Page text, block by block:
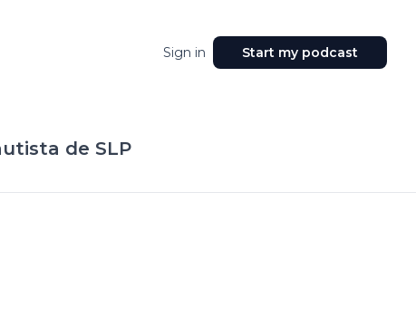
Sign in Start my podcast
de SLP